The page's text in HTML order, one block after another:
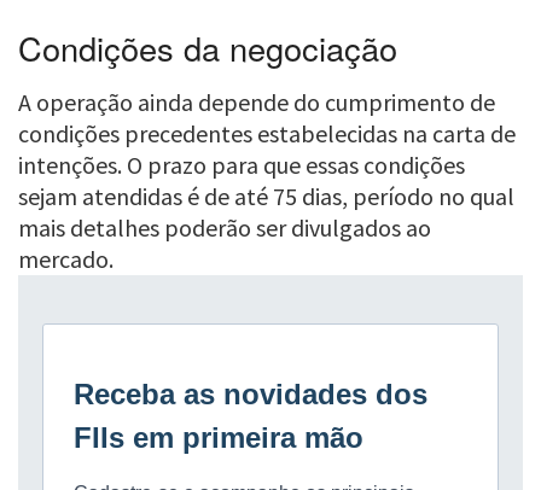
Condições da negociação
A operação ainda depende do cumprimento de
condições precedentes estabelecidas na carta de
intenções. O prazo para que essas condições
sejam atendidas é de até 75 dias, período no qual
mais detalhes poderão ser divulgados ao
mercado.